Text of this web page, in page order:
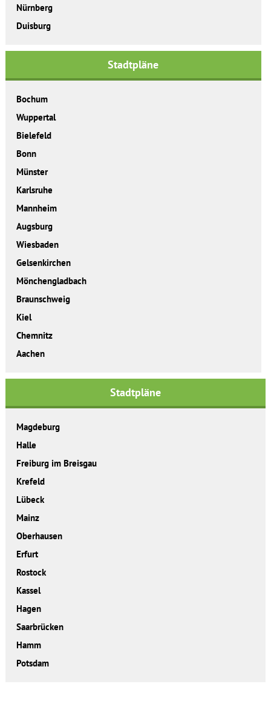
Nürnberg
Duisburg
Stadtpläne
Bochum
Wuppertal
Bielefeld
Bonn
Münster
Karlsruhe
Mannheim
Augsburg
Wiesbaden
Gelsenkirchen
Mönchengladbach
Braunschweig
Kiel
Chemnitz
Aachen
Stadtpläne
Magdeburg
Halle
Freiburg im Breisgau
Krefeld
Lübeck
Mainz
Oberhausen
Erfurt
Rostock
Kassel
Hagen
Saarbrücken
Hamm
Potsdam